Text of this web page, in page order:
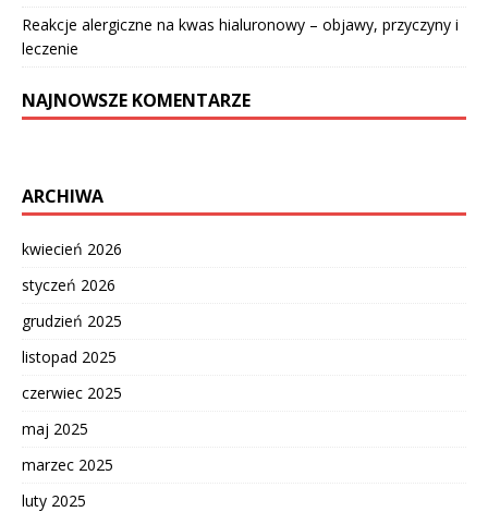
Reakcje alergiczne na kwas hialuronowy – objawy, przyczyny i
leczenie
NAJNOWSZE KOMENTARZE
ARCHIWA
kwiecień 2026
styczeń 2026
grudzień 2025
listopad 2025
czerwiec 2025
maj 2025
marzec 2025
luty 2025